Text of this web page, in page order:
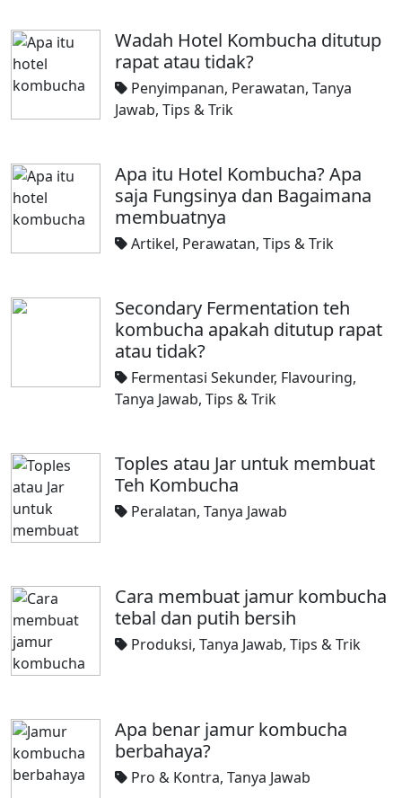
Wadah Hotel Kombucha ditutup
rapat atau tidak?
Penyimpanan, Perawatan, Tanya
Jawab, Tips & Trik
Apa itu Hotel Kombucha? Apa
saja Fungsinya dan Bagaimana
membuatnya
Artikel, Perawatan, Tips & Trik
Secondary Fermentation teh
kombucha apakah ditutup rapat
atau tidak?
Fermentasi Sekunder, Flavouring,
Tanya Jawab, Tips & Trik
Toples atau Jar untuk membuat
Teh Kombucha
Peralatan, Tanya Jawab
Cara membuat jamur kombucha
tebal dan putih bersih
Produksi, Tanya Jawab, Tips & Trik
Apa benar jamur kombucha
berbahaya?
Pro & Kontra, Tanya Jawab